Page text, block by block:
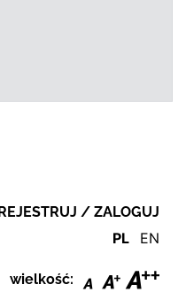
/ ZALOGUJ
PL EN
wielkość: